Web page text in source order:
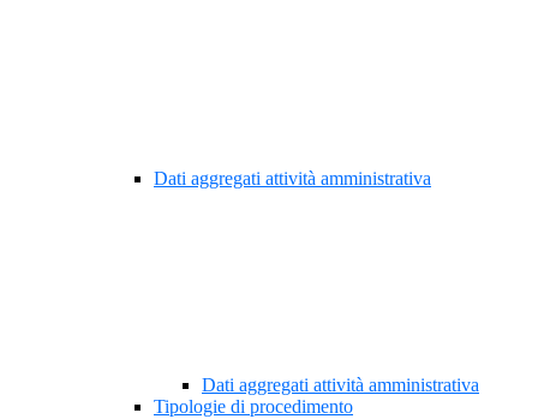
Dati aggregati attività amministrativa
Dati aggregati attività amministrativa
Tipologie di procedimento